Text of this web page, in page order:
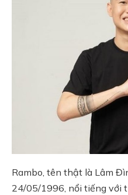
Rambo, tên thật là Lâm
24/05/1996, nổi tiếng với